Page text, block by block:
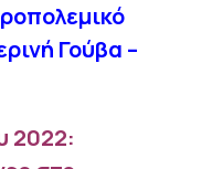
Γούβα –
2022: